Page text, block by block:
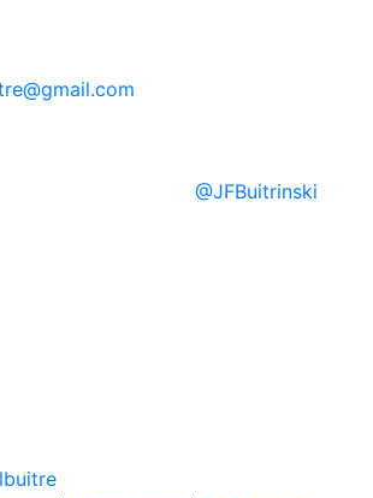
@gmail.com
@JFBuitrinski